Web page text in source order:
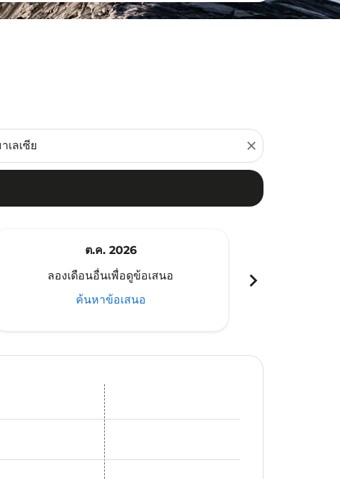
close
ต.ค. 2026
ลองเดือนอื่นเพื่อดูข้อเสนอ
ค้นหาข้อเสนอ
chevron_right
ค้นหาข้อเสนอ
disclaimer. ค้นหาข้อเสนอ
offers-disclaimer. ค้นหาข้อเสนอ
offers-disclaimer. ค้นหาข้อเสนอ
view-offers-disclaimer. ค้นหาข้อเสนอ
cmp-view-offers-disclaimer. ค้นหาข้อเสนอ
cmp-view-offers-disclaimer. ค้นหาข้อเสนอ
YIA–BKI: cmp-view-offers-disclaimer. ค้นหาข้อเสนอ
YIA–BKI: cmp-view-offers-disclaimer. ค้นหาข้อเสนอ
YIA–BKI: cmp-view-offers-disclaimer. ค้นหาข้อเสนอ
YIA–BKI: cmp-view-offers-disclaimer. ค้นหาข้อเส